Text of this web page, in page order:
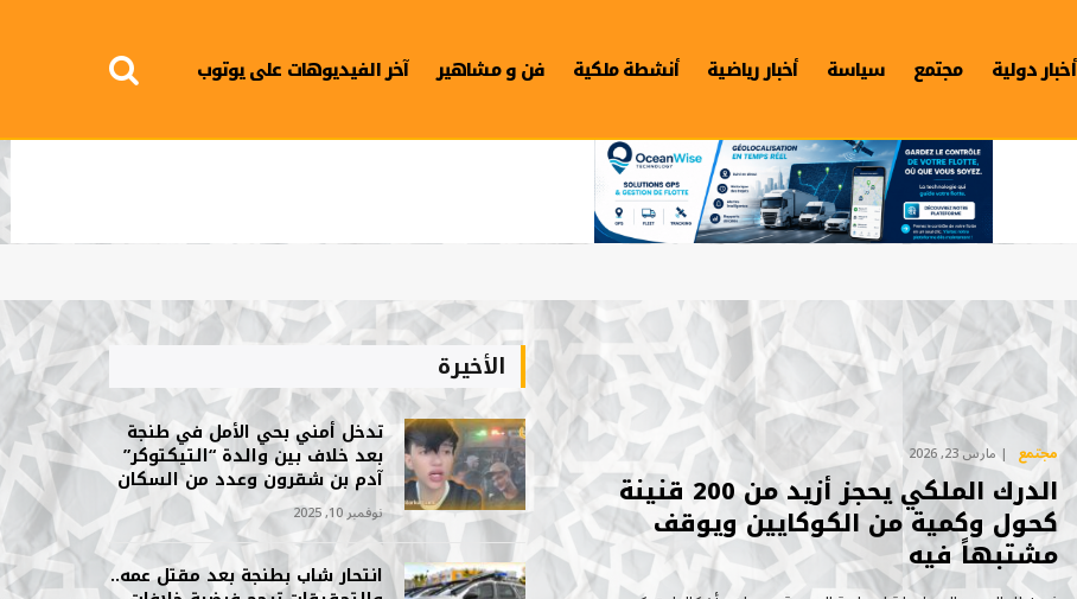
أخبار دولية مجتمع سياسة أخبار رياضية أنشطة ملكية فن و مشاهير آخر الفيديوهات على يوتوب
مجتمع مارس 23, 2026
الدرك الملكي يحجز أزيد من 200 قنينة
كحول وكمية من الكوكايين ويوقف
مشتبهاً فيه
الأخيرة
تدخل أمني بحي الأمل في طنجة
بعد خلاف بين والدة “التيكتوكر”
آدم بن شقرون وعدد من السكان
نوفمبر 10, 2025
انتحار شاب بطنجة بعد مقتل عمه..